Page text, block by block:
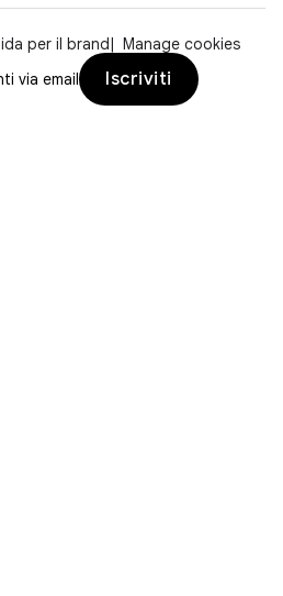
per il brand
Manage cookies
via email
Iscriviti